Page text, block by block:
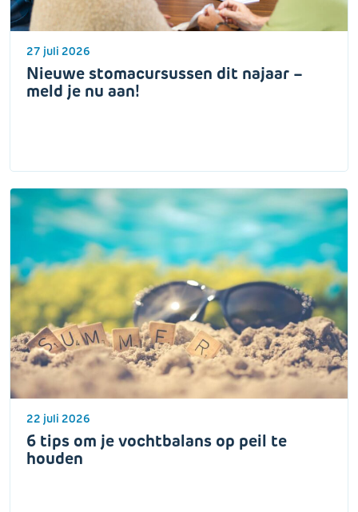
27 juli 2026
Nieuwe stomacursussen dit najaar –
meld je nu aan!
22 juli 2026
6 tips om je vochtbalans op peil te
houden